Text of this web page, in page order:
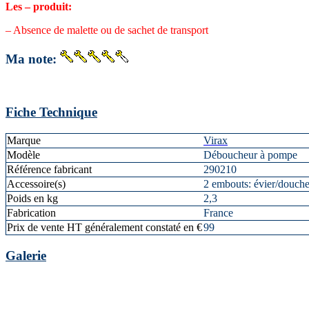
Les – produit:
– Absence de malette ou de sachet de transport
Ma note:
Fiche Technique
Marque
Virax
Modèle
Déboucheur à pompe
Référence fabricant
290210
Accessoire(s)
2 embouts: évier/
Poids en kg
2,3
Fabrication
France
Prix de vente HT généralement constaté en €99
Galerie